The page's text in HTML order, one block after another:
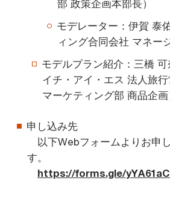
部 政策企画本部長）
モデレーター：伊賀 泰
ィング合同会社 マネー
モデルプラン紹介：三橋
イチ・アイ・エス 法人旅
マーケティング部 商品企画
申し込み先
以下Webフォームよりお申
す。
https://forms.gle/